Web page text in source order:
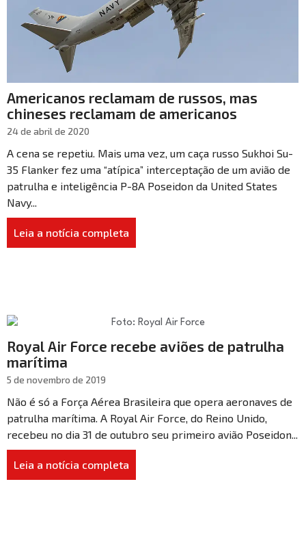
Americanos reclamam de russos, mas
chineses reclamam de americanos
24 de abril de 2020
A cena se repetiu. Mais uma vez, um caça russo Sukhoi Su-
35 Flanker fez uma “atípica” interceptação de um avião de
patrulha e inteligência P-8A Poseidon da United States
Navy...
Leia a notícia completa
Royal Air Force recebe aviões de patrulha
marítima
5 de novembro de 2019
Não é só a Força Aérea Brasileira que opera aeronaves de
patrulha marítima. A Royal Air Force, do Reino Unido,
recebeu no dia 31 de outubro seu primeiro avião Poseidon...
Leia a notícia completa